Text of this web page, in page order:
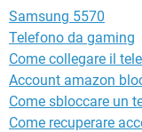
Samsung 5570
Telefono da gaming
Come collegare il
Account amazon
Come sbloccare un
Come recuperare